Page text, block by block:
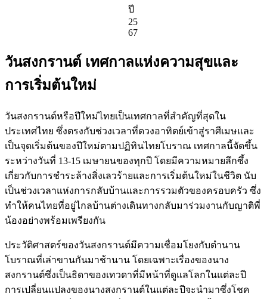
ปี
25
67
วันสงกรานต์ เทศกาลแห่งความสุขและ
การเริ่มต้นใหม่
วันสงกรานต์หรือปีใหม่ไทยเป็นเทศกาลที่สำคัญที่สุดใน
ประเทศไทย ซึ่งตรงกับช่วงเวลาที่ดวงอาทิตย์เข้าสู่ราศีเมษและ
เป็นจุดเริ่มต้นของปีใหม่ตามปฏิทินไทยโบราณ เทศกาลนี้จัดขึ้น
ระหว่างวันที่ 13-15 เมษายนของทุกปี โดยมีความหมายลึกซึ้ง
เกี่ยวกับการชำระล้างสิ่งเลวร้ายและการเริ่มต้นใหม่ในชีวิต นับ
เป็นช่วงเวลาแห่งการกลับบ้านและการรวมตัวของครอบครัว ซึ่ง
ทำให้คนไทยที่อยู่ไกลบ้านต่างเดินทางกลับมาร่วมงานกับญาติพี่
น้องอย่างพร้อมเพรียงกัน
ประวัติศาสตร์ของวันสงกรานต์มีความเชื่อมโยงกับตำนาน
โบราณที่เล่าขานกันมาช้านาน โดยเฉพาะเรื่องของนาง
สงกรานต์ซึ่งเป็นธิดาของเทวดาที่มีหน้าที่ดูแลโลกในแต่ละปี
การเปลี่ยนแปลงของนางสงกรานต์ในแต่ละปีจะนำมาซึ่งโชค